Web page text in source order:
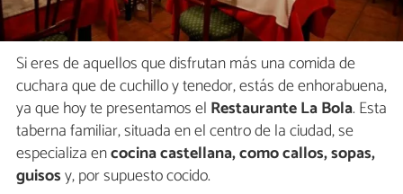
Si eres de aquellos que disfrutan más una comida de
cuchara que de cuchillo y tenedor, estás de enhorabuena,
ya que hoy te presentamos el Restaurante La Bola. Esta
taberna familiar, situada en el centro de la ciudad, se
especializa encocina castellana, como callos, sopas,
guisosy, por supuesto cocido.